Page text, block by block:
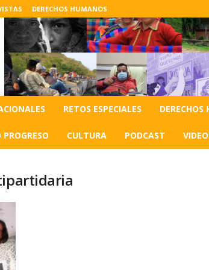
DERECHOS HUMANOS
RETOS ESPECIALES DERECHOS
PROGRESO CULTURA PODCAST